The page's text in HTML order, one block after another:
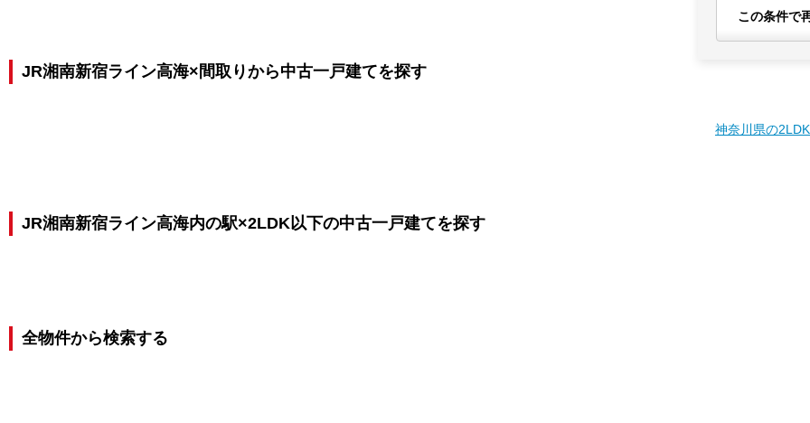
この条件で
JR湘南新宿ライン高海×間取りから中古一戸建てを探す
神奈川県の
JR湘南新宿ライン高海内の駅×2LDK以下の中古一戸建てを探す
全物件から検索する